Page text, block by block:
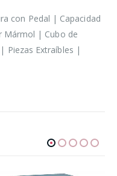
con Pedal | Capacidad
Mármol | Cubo de
Piezas Extraíbles |